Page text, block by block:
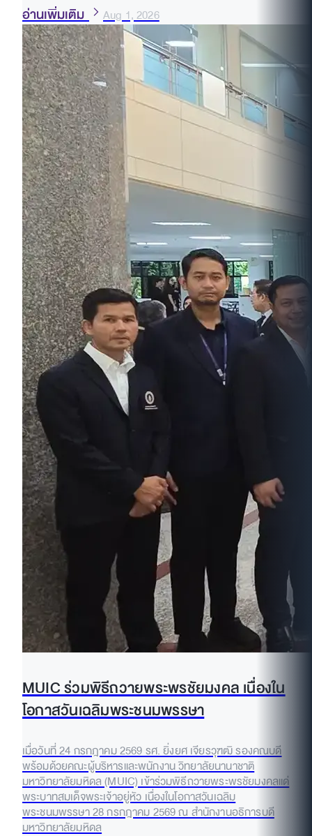
อ่านเพิ่มเติม Aug 1, 2026
MUIC ร่วมพิธีถวายพระพรชัยมงคล เนื่องใน
โอกาสวันเฉลิมพระชนมพรรษา
เมื่อวันที่ 24 กรกฎาคม 2569 รศ. ยิ่งยศ เจียรวุฑฒิ รองคณบดี
พร้อมด้วยคณะผู้บริหารและพนักงาน วิทยาลัยนานาชาติ
มหาวิทยาลัยมหิดล (MUIC) เข้าร่วมพิธีถวายพระพรชัยมงคลแด่
พระบาทสมเด็จพระเจ้าอยู่หัว เนื่องในโอกาสวันเฉลิม
พระชนมพรรษา 28 กรกฎาคม 2569 ณ สำนักงานอธิการบดี
มหาวิทยาลัยมหิดล